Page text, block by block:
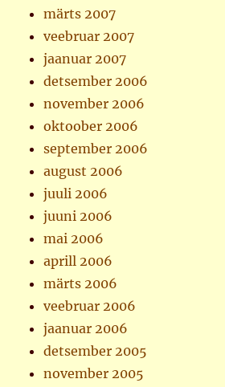
märts 2007
veebruar 2007
jaanuar 2007
detsember 2006
november 2006
oktoober 2006
september 2006
august 2006
juuli 2006
juuni 2006
mai 2006
aprill 2006
märts 2006
veebruar 2006
jaanuar 2006
detsember 2005
november 2005